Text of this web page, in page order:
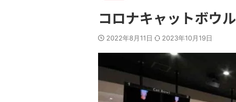
コロナキャットボウ
2022年8月11日 2023年10月19日